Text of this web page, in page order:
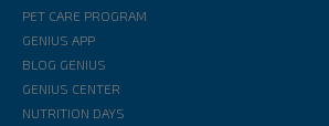
PET CARE PROGRAM
GENIUS APP
BLOG GENIUS
GENIUS CENTER
NUTRITION DAYS